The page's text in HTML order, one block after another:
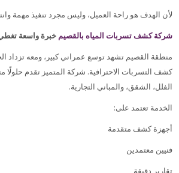
لأن الهدف هو راحة العميل، وليس مجرد تنفيذ مهمة
شركة كشف تسربات المياه بالقصيم خبرة واسعة
منطقة القصيم تشهد توسع عمراني كبير، ومعه تزداد
كشف التسربات الاحترافية. شركة المتميز تقدم حلولًا
الفلل، الشقق، والمباني التجارية.
الخدمة تعتمد على:
أجهزة كشف متقدمة
فنيين معتمدين
تقارير دقيقة